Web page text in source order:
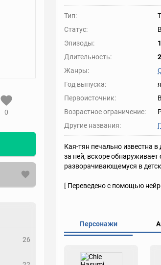
0
26
Тип:
Статус:
Эпизоды:
Длительность:
Жанры:
Год выпуска:
Первоисточник:
Возрастное ограничение:
Другие названия:
Кая-тян печально известна
за ней, вскоре
разворачивающемуся в
[ Переведено с помощью
Персонажи